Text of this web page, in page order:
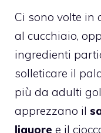
Ci sono volte in
al cucchiaio,
ingredienti
solleticare il
più da adulti
apprezzano il
liquore e il